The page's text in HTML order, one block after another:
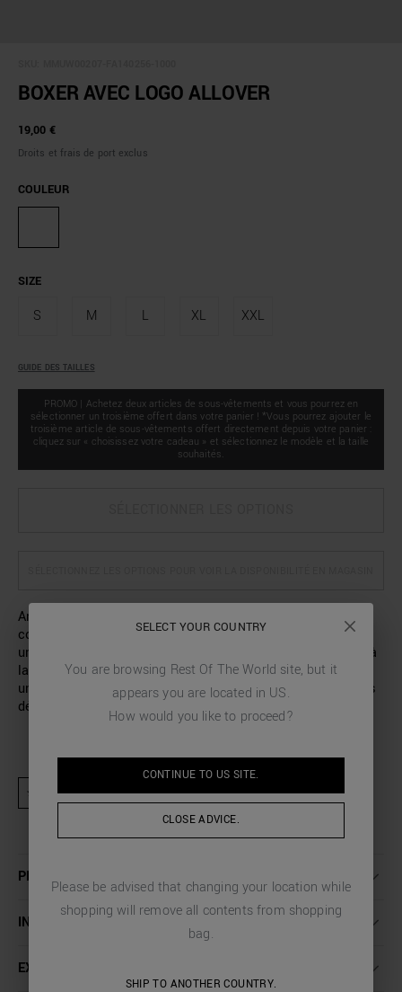
BOXER AVEC LOGO ALLOVER
19,00 €
Droits et frais de port exclus
COULEUR
SIZE
S M L XL XXL
GUIDE DES TAILLES
PROMO | Achetez deux articles de sous-vêtements et vous pourrez en
sélectionner un troisième offert dans votre panier ! *Vous pourrez ajouter le
troisième article de sous-vêtements offert directement depuis votre panier :
cliquez sur « choisissez votre cadeau » et sélectionnez le modèle et la taille
souhaités.
Antony Morato signe ces boxers confectionnés dans un
coton stretch doux. De couleur unie, les boxers proposent
un tissu imprimé avec logo allover. L’élastique avec logo à
la taille et les finitions contrastantes de couleur, habillent
un sous-vêtement confortable et soigné dans les moindres
détails.
★ Produit exclu des activités promotionnelles et codes de réduction
PLUS DE DÉTAILS
INSTRUCTIONS DE LAVAGE
EXPÉDITION ET RETOURS
SELECT YOUR COUNTRY
You are browsing Rest Of The World site, but it
appears you are located in US.
How would you like to proceed?
CONTINUE TO US SITE.
CLOSE ADVICE.
Please be advised that changing your location while
shopping will remove all contents from shopping
bag.
SHIP TO ANOTHER COUNTRY.